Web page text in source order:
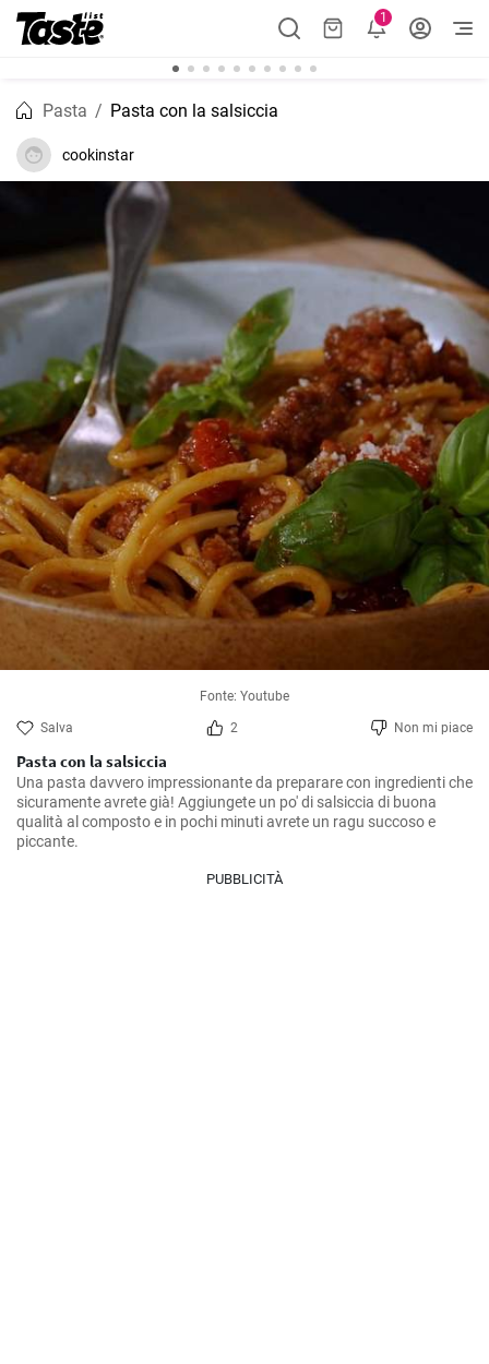
1
Pasta Pasta con la salsiccia
cookinstar
Fonte: Youtube
Salva 2 Non mi piace
Pasta con la salsiccia
Una pasta davvero impressionante da preparare con ingredienti che
sicuramente avrete già! Aggiungete un po' di salsiccia di buona
qualità al composto e in pochi minuti avrete un ragu succoso e
piccante.
PUBBLICITÀ